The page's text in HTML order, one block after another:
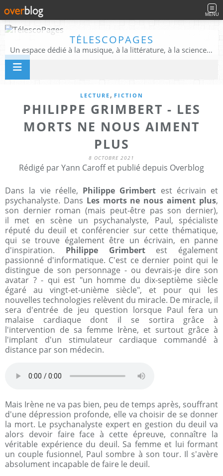
MENU
TÉLESCOPAGES
Un espace dédié à la musique, à la littérature, à la science, à la conscience, et au-delà
LECTURE , FICTION
PHILIPPE GRIMBERT - LES
MORTS NE NOUS AIMENT
PLUS
8 OCTOBRE 2021
Rédigé par Yann Caroff et publié depuis Overblog
Dans la vie réelle, Philippe Grimbert est écrivain et
psychanalyste. Dans Les morts ne nous aiment plus,
son dernier roman (mais peut-être pas son dernier),
il met en scène un psychanalyste, Paul, spécialiste
réputé du deuil et conférencier sur cette thématique,
qui se trouve également être un écrivain, en panne
d'inspiration. Philippe Grimbertest également
passionné d'informatique. C'est ce dernier point qui le
distingue de son personnage - ou devrais-je dire son
avatar ? - qui est "un homme du dix-septième siècle
égaré au vingt-et-unième siècle", et pour qui les
nouvelles technologies relèvent du miracle. De miracle, il
sera d'entrée de jeu question lorsque Paul fera un
malaise cardiaque dont il se sortira grâce à
l'intervention de sa femme Irène, et surtout grâce à
l'implant d'un stimulateur cardiaque commandé à
distance par son médecin.
Mais Irène ne va pas bien, peu de temps après, souffrant
d'une dépression profonde, elle va choisir de se donner
la mort. Le psychanalyste expert en gestion du deuil va
alors devoir faire face à cette épreuve, connaître la
véritable expérience du deuil. Sa femme et lui formant
un couple fusionnel, Paul sombre à son tour. Il s'avère
absolument incapable de faire le deuil.